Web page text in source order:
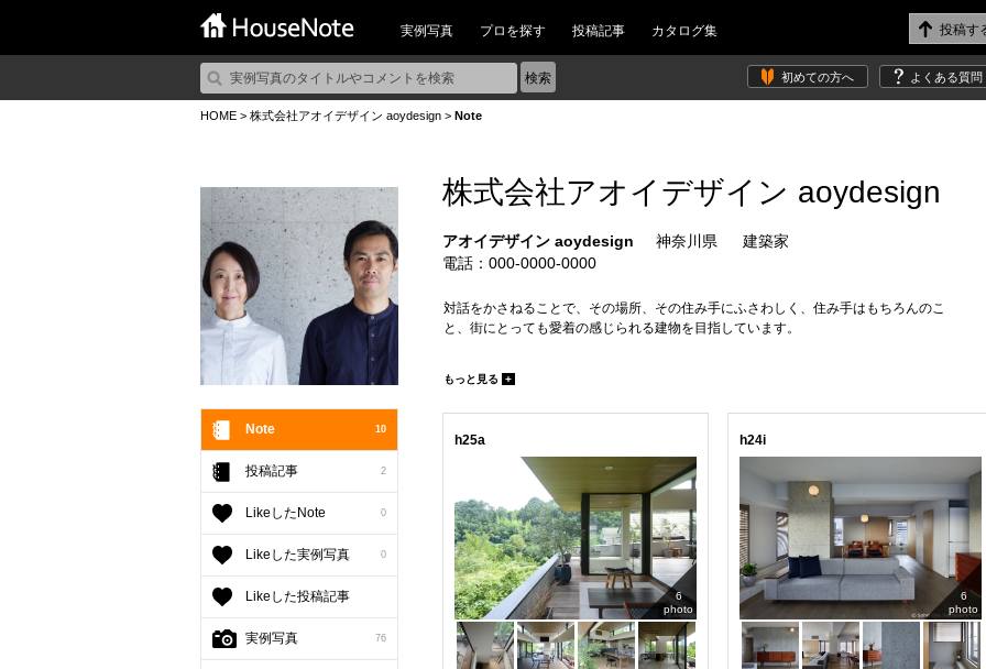
実例写真 プロを探す 投稿記事 カタログ集
初めての方へ よくある質問
HOME > 株式会社アオイデザイン aoydesign > Note
Note 10
投稿記事 2
LikeしたNote 0
Likeした実例写真 0
Likeした投稿記事
実例写真 76
株式会社アオイデザイン aoydesign
アオイデザイン aoydesign 神奈川県
建築家
電話：000-0000-0000
対話をかさねることで、その場所、その住み手にふさわしく、住み手はもちろんのこ
と、街にとっても愛着の感じられる建物を目指しています。
もっと見る +
h25a
6
photo
h24i
6
photo